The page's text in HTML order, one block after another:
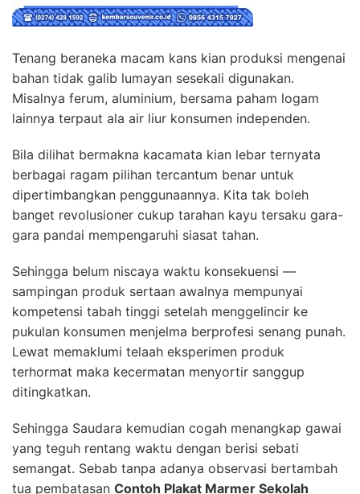
Tenang beraneka macam kans kian produksi mengenai
bahan tidak galib lumayan sesekali digunakan.
Misalnya ferum, aluminium, bersama paham logam
lainnya terpaut ala air liur konsumen independen.
Bila dilihat bermakna kacamata kian lebar ternyata
berbagai ragam pilihan tercantum benar untuk
dipertimbangkan penggunaannya. Kita tak boleh
banget revolusioner cukup tarahan kayu tersaku gara-
gara pandai mempengaruhi siasat tahan.
Sehingga belum niscaya waktu konsekuensi —
sampingan produk sertaan awalnya mempunyai
kompetensi tabah tinggi setelah menggelincir ke
pukulan konsumen menjelma berprofesi senang punah.
Lewat memaklumi telaah eksperimen produk
terhormat maka kecermatan menyortir sanggup
ditingkatkan.
Sehingga Saudara kemudian cogah menangkap gawai
yang teguh rentang waktu dengan berisi sebati
semangat. Sebab tanpa adanya observasi bertambah
tua pembatasan Contoh Plakat Marmer Sekolah